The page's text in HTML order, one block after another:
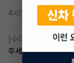
4시간 전 조회 372댓글
[수다방]
Gv70 승
주세요